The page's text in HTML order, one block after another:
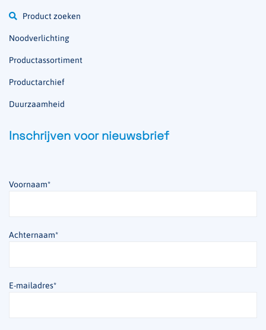
Product zoeken
Noodverlichting
Productassortiment
Productarchief
Duurzaamheid
Inschrijven voor nieuwsbrief
Voornaam*
Achternaam*
E-mailadres*